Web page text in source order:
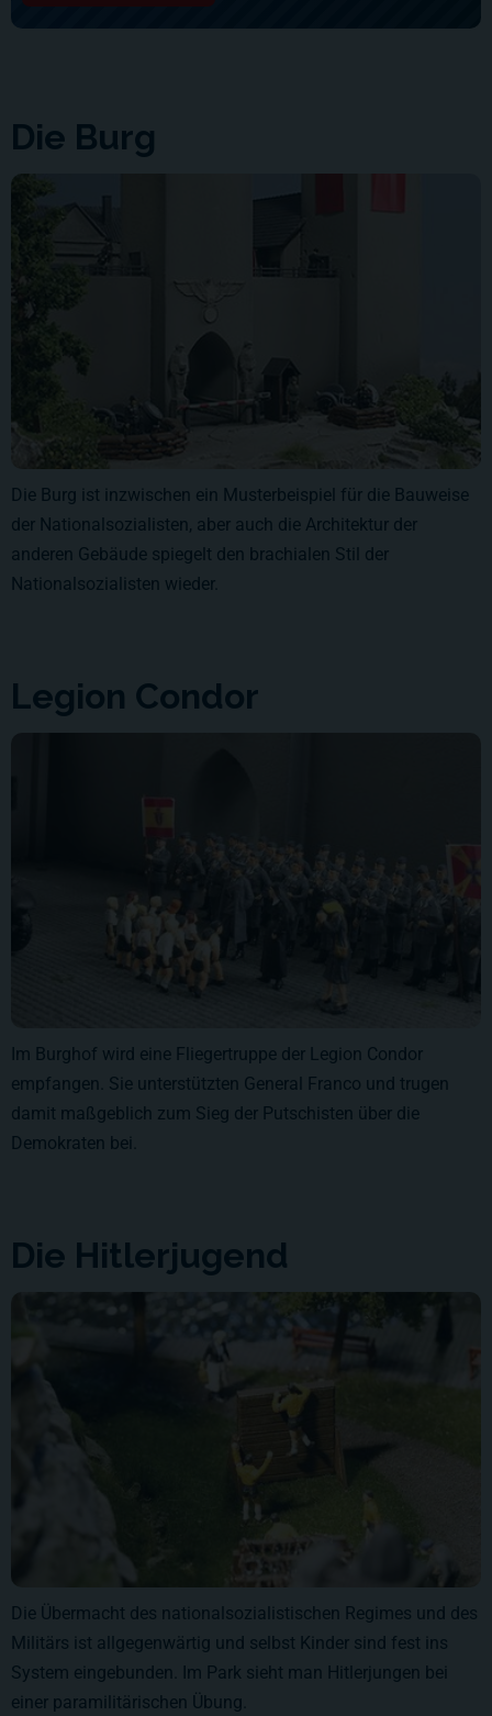
Die Burg
Die Burg ist inzwischen ein Musterbeispiel für die Bauweise
der Nationalsozialisten, aber auch die Architektur der
anderen Gebäude spiegelt den brachialen Stil der
Nationalsozialisten wieder.
Legion Condor
Im Burghof wird eine Fliegertruppe der Legion Condor
empfangen. Sie unterstützten General Franco und trugen
damit maßgeblich zum Sieg der Putschisten über die
Demokraten bei.
Die Hitlerjugend
Die Übermacht des nationalsozialistischen Regimes und des
Militärs ist allgegenwärtig und selbst Kinder sind fest ins
System eingebunden. Im Park sieht man Hitlerjungen bei
einer paramilitärischen Übung.